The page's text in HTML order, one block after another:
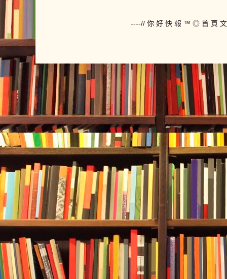
----// 你 好 快 報 ™ ◎ 首 頁 文